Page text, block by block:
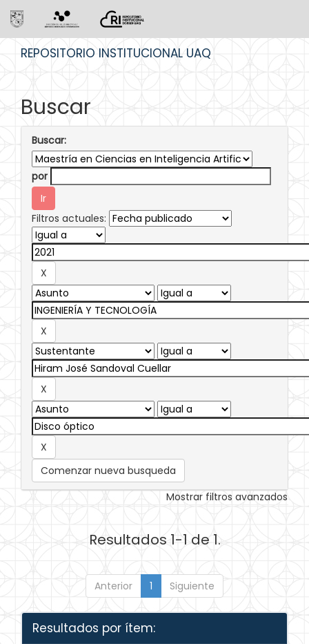
REPOSITORIO INSTITUCIONAL UAQ
Buscar
Buscar:
por
Filtros actuales:
Comenzar nueva busqueda
Mostrar filtros avanzados
Resultados 1-1 de 1.
Anterior 1 Siguiente
Resultados por ítem: